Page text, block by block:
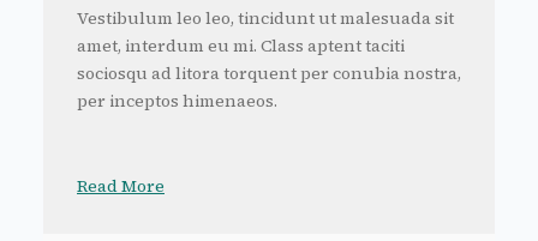
Vestibulum leo leo, tincidunt ut malesuada sit
amet, interdum eu mi. Class aptent taciti
sociosqu ad litora torquent per conubia nostra,
per inceptos himenaeos.
Read More